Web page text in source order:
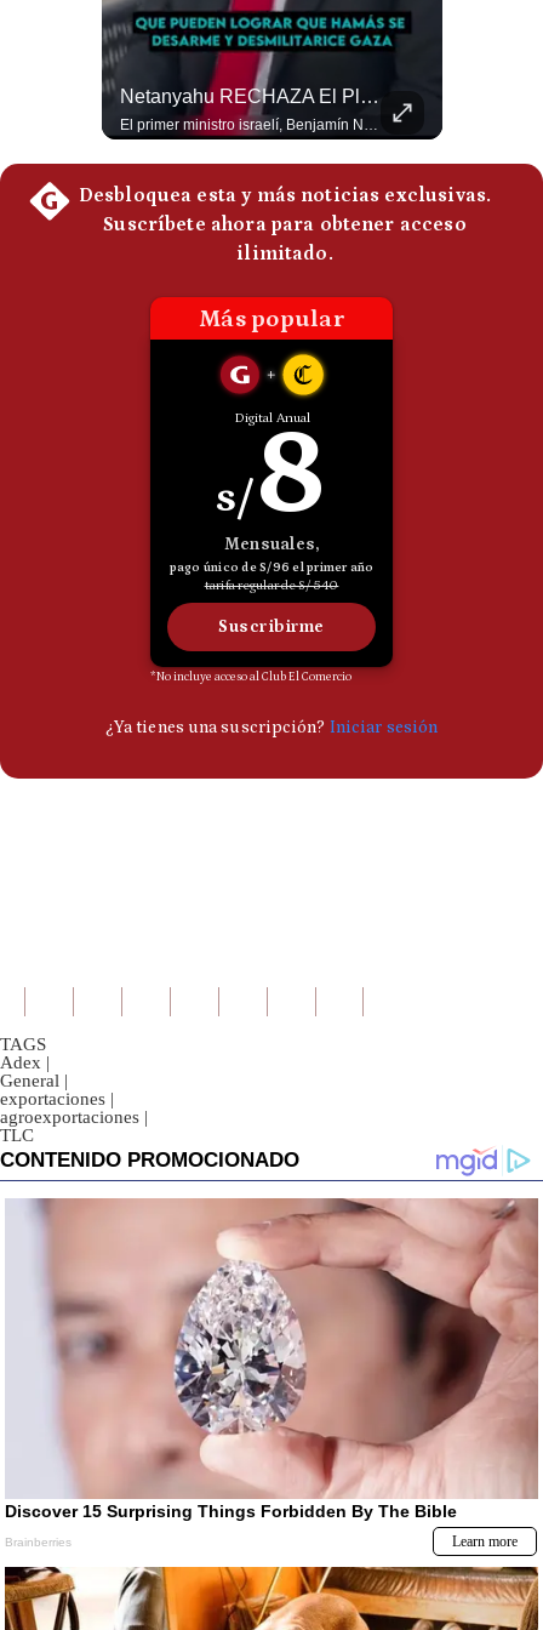
Frecuentes
Netanyahu RECHAZA El Plan De Trump Para Gaza | Gestión Mundo
TAGS
Adex |
General |
exportaciones |
agroexportaciones |
TLC